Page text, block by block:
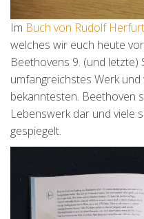
Im Buch von Rudolf
welches wir euch heute
Beethovens 9. (und letzte)
umfangreichstes Werk
bekanntesten. Beethoven
Lebenswerk dar und viele
gespiegelt.